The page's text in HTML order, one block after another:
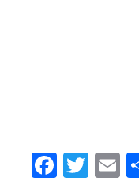
F T E